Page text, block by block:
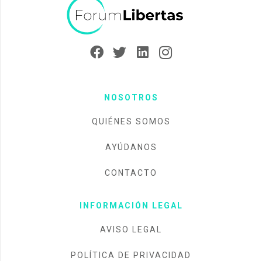
NOSOTROS
QUIÉNES SOMOS
AYÚDANOS
CONTACTO
INFORMACIÓN LEGAL
AVISO LEGAL
POLÍTICA DE PRIVACIDAD